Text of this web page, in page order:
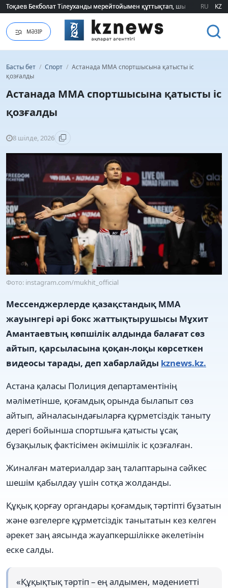
Тоқаев Бекболат Тілеуханды мерейтойымен құттықтап, шығармашылық
Тоқаев Бекболат Тілеуханды мерейтойымен құттықтап, шығармашылық
RU KZ
МӘЗІР
Басты бет / Спорт / Астанада ММА спортшысына қатысты іс
қозғалды
Астанада ММА спортшысына қатысты іс
қозғалды
8 шілде, 2026
Фото: instagram.com/mukhit_official
Мессенджерлерде қазақстандық ММА
жауынгері әрі бокс жаттықтырушысы Мұхит
Амантаевтың көпшілік алдында балағат сөз
айтып, қарсыласына қоқан-лоқы көрсеткен
видеосы тарады, деп хабарлайды kznews.kz.
Астана қаласы Полиция департаментінің
мәліметінше, қоғамдық орында былапыт сөз
айтып, айналасындағыларға құрметсіздік таныту
дерегі бойынша спортшыға қатысты ұсақ
бұзақылық фактісімен әкімшілік іс қозғалған.
Жиналған материалдар заң талаптарына сәйкес
шешім қабылдау үшін сотқа жолданды.
Құқық қорғау органдары қоғамдық тәртіпті бұзатын
және өзгелерге құрметсіздік танытатын кез келген
әрекет заң аясында жауапкершілікке әкелетінін
еске салды.
«Құқықтық тәртіп – ең алдымен, мәдениетті